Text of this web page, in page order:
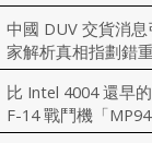
中國 DUV 交貨消
家解析真相指劃錯
比 Intel 4004 還早
F-14 戰鬥機「